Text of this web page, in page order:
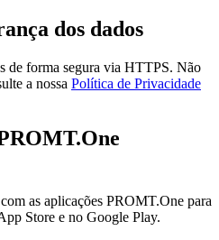
dos dados
de forma segura via HTTPS. Não
a nossa Política de Privacidade
as aplicações PROMT.One para
Store e no Google Play.